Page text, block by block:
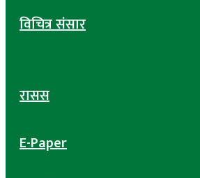
विचित्र संसार
रासस
E-Paper